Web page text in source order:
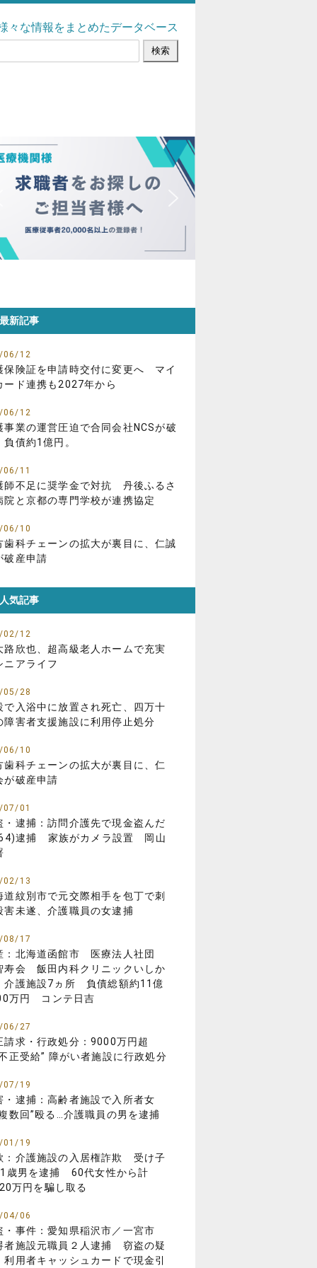
々な情報をまとめたデータベース
最新記事
06/12
保険証を申請時交付に変更へ マイ
ード連携も2027年から
06/12
事業の運営圧迫で合同会社NCSが破
負債約1億円。
06/11
師不足に奨学金で対抗 丹後ふるさ
院と京都の専門学校が連携協定
06/10
歯科チェーンの拡大が裏目に、仁誠
破産申請
人気記事
02/12
路欣也、超高級老人ホームで充実
ニアライフ
05/28
で入浴中に放置され死亡、四万十
障害者支援施設に利用停止処分
06/10
歯科チェーンの拡大が裏目に、仁
が破産申請
07/01
・逮捕：訪問介護先で現金盗んだ
逮捕 家族がカメラ設置 岡山
02/13
道紋別市で元交際相手を包丁で刺
害未遂、介護職員の女逮捕
08/17
：北海道函館市 医療法人社団
寿会 飯田内科クリニックいしか
護施設7ヵ所 負債総額約11億
万円 コンテ日吉
06/27
請求・行政処分：9000万円超
正受給” 障がい者施設に行政処分
07/19
・逮捕：高齢者施設で入所者女
数回”殴る…介護職員の男を逮捕
01/19
：介護施設の入居権詐欺 受け子
歳男を逮捕 60代女性から計
万円を騙し取る
04/06
・事件：愛知県稲沢市／一宮市
者施設元職員２人逮捕 窃盗の疑
用者キャッシュカードで現金引